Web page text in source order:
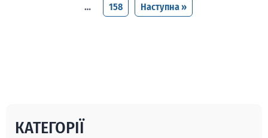
…
158 Наступна »
КАТЕГОРІЇ